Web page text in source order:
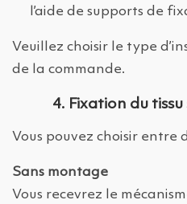
l’aide de supports de
Veuillez choisir le type
de la commande.
4. Fixation du
Vous pouvez choisir entre
Sans montage
Vous recevrez le